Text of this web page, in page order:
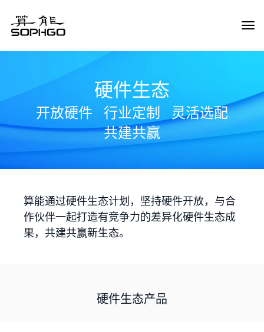
硬件生态
开放硬件 行业定制
灵活选配
共建共赢
算能通过硬件生态计划，坚持硬件开放，与合
作伙伴一起打造有竞争力的差异化硬件生态成
果，共建共赢新生态。
硬件生态产品